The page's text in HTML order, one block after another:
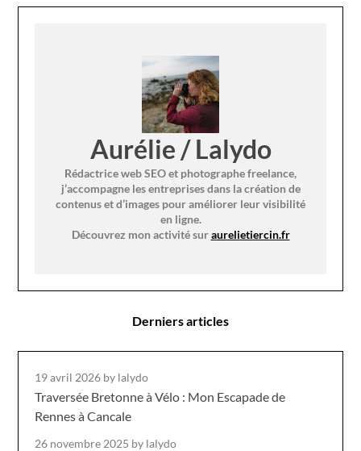
Aurélie / Lalydo
Rédactrice web SEO et photographe freelance,
j’accompagne les entreprises dans la création de
contenus et d’images pour améliorer leur visibilité
en ligne.
Découvrez mon activité suraurelietiercin.fr
Derniers articles
19 avril 2026 by lalydo
Traversée Bretonne à Vélo : Mon Escapade de
Rennes à Cancale
26 novembre 2025 by lalydo